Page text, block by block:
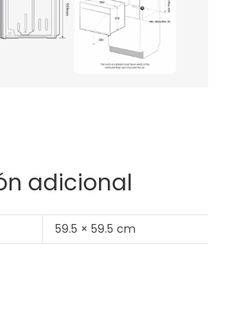
adicional
59.5 × 59.5 cm